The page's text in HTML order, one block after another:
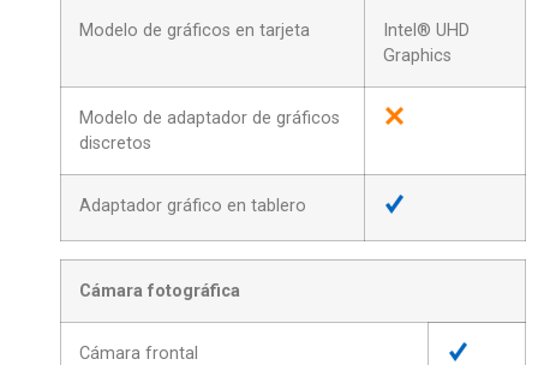
Modelo de gráficos en tarjeta
Intel® UHD
Graphics
Modelo de adaptador de gráficos
discretos
Adaptador gráfico en tablero
Cámara fotográfica
Cámara frontal